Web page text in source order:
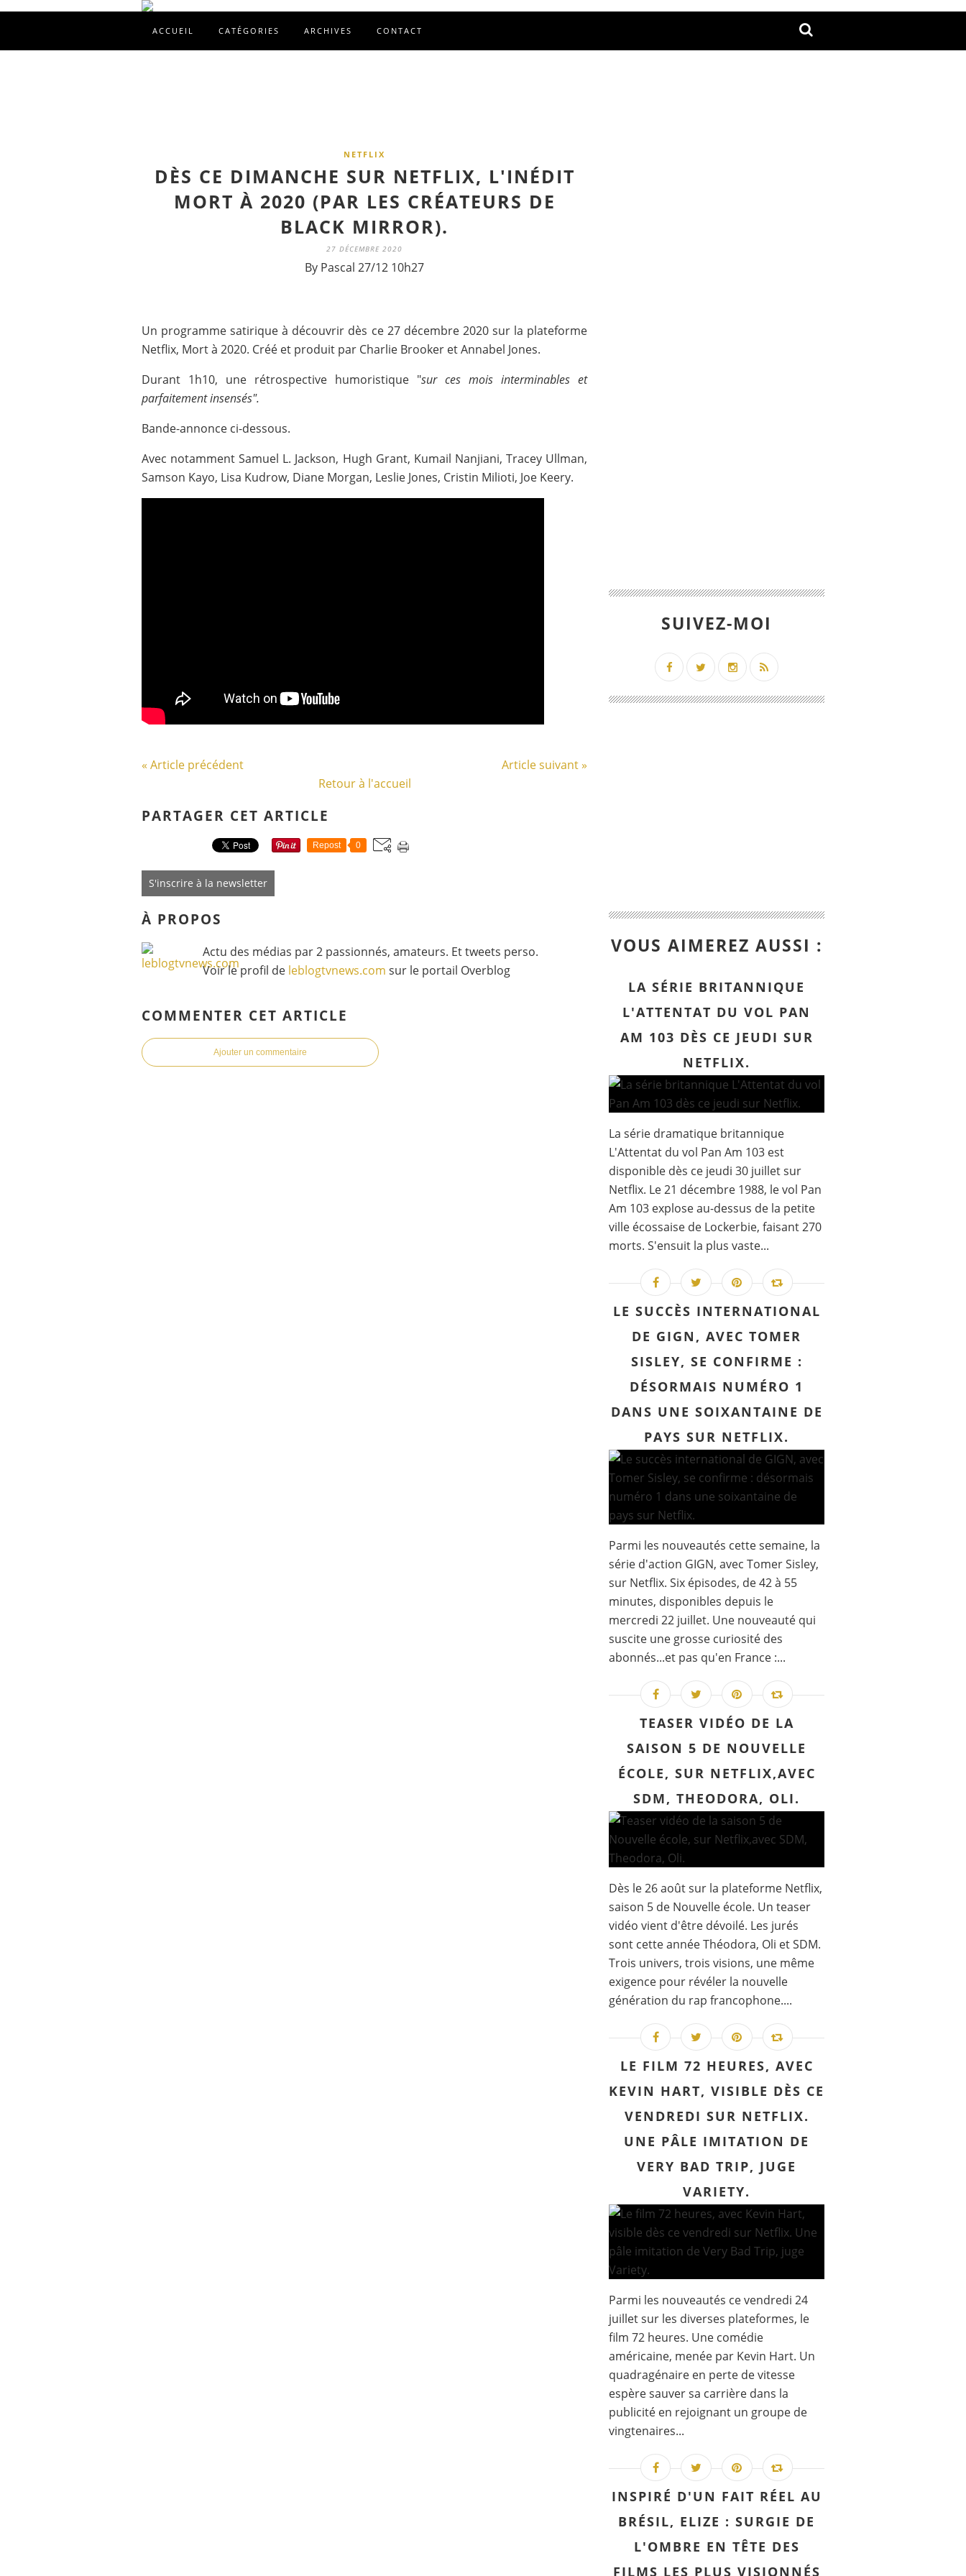
ACCUEIL CATÉGORIES ARCHIVES CONTACT
NETFLIX
DÈS CE DIMANCHE SUR NETFLIX, L'INÉDIT
MORT À 2020 (PAR LES CRÉATEURS DE
BLACK MIRROR).
27 DÉCEMBRE 2020
By Pascal 27/12 10h27
Un programme satirique à découvrir dès ce 27 décembre 2020 sur la plateforme
Netflix, Mort à 2020. Créé et produit par Charlie Brooker et Annabel Jones.
Durant 1h10, une rétrospective humoristique "sur ces mois interminables et
parfaitement insensés".
Bande-annonce ci-dessous.
Avec notamment Samuel L. Jackson, Hugh Grant, Kumail Nanjiani, Tracey Ullman,
Samson Kayo, Lisa Kudrow, Diane Morgan, Leslie Jones, Cristin Milioti, Joe Keery.
« Article précédent
Article suivant »
Retour à l'accueil
PARTAGER CET ARTICLE
Repost 0
S'inscrire à la newsletter
À PROPOS
Actu des médias par 2 passionnés, amateurs. Et tweets perso.
Voir le profil de leblogtvnews.com sur le portail Overblog
COMMENTER CET ARTICLE
Ajouter un commentaire
SUIVEZ-MOI
VOUS AIMEREZ AUSSI :
LA SÉRIE BRITANNIQUE
L'ATTENTAT DU VOL PAN
AM 103 DÈS CE JEUDI SUR
NETFLIX.
La série dramatique britannique
L'Attentat du vol Pan Am 103 est
disponible dès ce jeudi 30 juillet sur
Netflix. Le 21 décembre 1988, le vol Pan
Am 103 explose au-dessus de la petite
ville écossaise de Lockerbie, faisant 270
morts. S'ensuit la plus vaste...
LE SUCCÈS INTERNATIONAL
DE GIGN, AVEC TOMER
SISLEY, SE CONFIRME :
DÉSORMAIS NUMÉRO 1
DANS UNE SOIXANTAINE DE
PAYS SUR NETFLIX.
Parmi les nouveautés cette semaine, la
série d'action GIGN, avec Tomer Sisley,
sur Netflix. Six épisodes, de 42 à 55
minutes, disponibles depuis le
mercredi 22 juillet. Une nouveauté qui
suscite une grosse curiosité des
abonnés...et pas qu'en France :...
TEASER VIDÉO DE LA
SAISON 5 DE NOUVELLE
ÉCOLE, SUR NETFLIX,AVEC
SDM, THEODORA, OLI.
Dès le 26 août sur la plateforme Netflix,
saison 5 de Nouvelle école. Un teaser
vidéo vient d'être dévoilé. Les jurés
sont cette année Théodora, Oli et SDM.
Trois univers, trois visions, une même
exigence pour révéler la nouvelle
génération du rap francophone....
LE FILM 72 HEURES, AVEC
KEVIN HART, VISIBLE DÈS CE
VENDREDI SUR NETFLIX.
UNE PÂLE IMITATION DE
VERY BAD TRIP, JUGE
VARIETY.
Parmi les nouveautés ce vendredi 24
juillet sur les diverses plateformes, le
film 72 heures. Une comédie
américaine, menée par Kevin Hart. Un
quadragénaire en perte de vitesse
espère sauver sa carrière dans la
publicité en rejoignant un groupe de
vingtenaires...
INSPIRÉ D'UN FAIT RÉEL AU
BRÉSIL, ELIZE : SURGIE DE
L'OMBRE EN TÊTE DES
FILMS LES PLUS VISIONNÉS